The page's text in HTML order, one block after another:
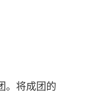
。将成团的